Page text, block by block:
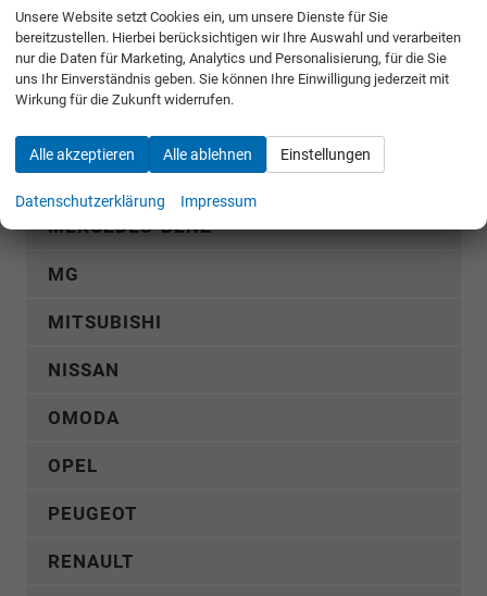
GWM
HYUNDAI
KGM
KIA
MERCEDES-BENZ
MG
MITSUBISHI
NISSAN
OMODA
OPEL
PEUGEOT
RENAULT
Unsere Website setzt Cookies ein, um unsere Dienste für Sie
bereitzustellen. Hierbei berücksichtigen wir Ihre Auswahl und verarbeiten
nur die Daten für Marketing, Analytics und Personalisierung, für die Sie
uns Ihr Einverständnis geben. Sie können Ihre Einwilligung jederzeit mit
Wirkung für die Zukunft widerrufen.
Alle akzeptieren Alle ablehnen Einstellungen
Datenschutzerklärung Impressum